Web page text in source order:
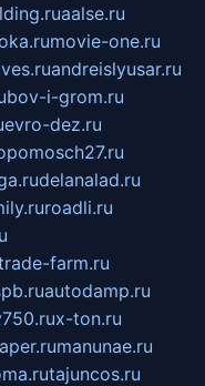
aalse.ru
movie-one.ru
andreislyusar.ru
i-grom.ru
evro-dez.ru
delanalad.ru
roadli.ru
farm.ru
autodamp.ru
x-ton.ru
manunae.ru
tajuncos.ru